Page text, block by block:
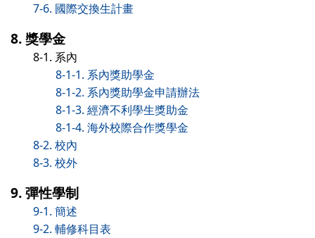
7-6. 國際交換生計畫
8. 獎學金
8-1. 系內
8-1-1. 系內獎助學金
8-1-2. 系內獎助學金申請辦法
8-1-3. 經濟不利學生獎助金
8-1-4. 海外校際合作獎學金
8-2. 校內
8-3. 校外
9. 彈性學制
9-1. 簡述
9-2. 輔修科目表